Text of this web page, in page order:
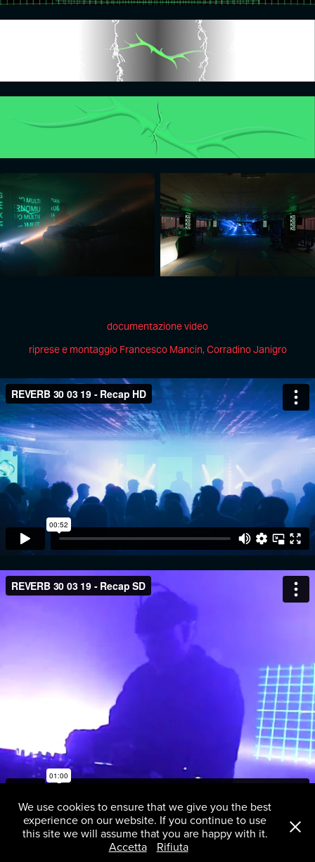
documentazione video
riprese e montaggio Francesco Mancin, Corradino Janigro
We use cookies to ensure that we give you the best
experience on our website. If you continue to use
this site we will assume that you are happy with it.
Accetta
Rifiuta